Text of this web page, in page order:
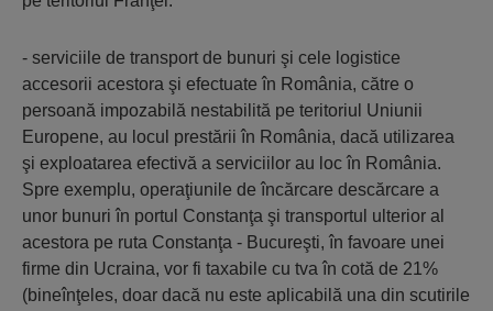
- serviciile de transport de bunuri şi cele logistice
accesorii acestora şi efectuate în România, către o
persoană impozabilă nestabilită pe teritoriul Uniunii
Europene, au locul prestării în România, dacă utilizarea
şi exploatarea efectivă a serviciilor au loc în România.
Spre exemplu, operaţiunile de încărcare descărcare a
unor bunuri în portul Constanţa şi transportul ulterior al
acestora pe ruta Constanţa - Bucureşti, în favoare unei
firme din Ucraina, vor fi taxabile cu tva în cotă de 21%
(bineînţeles, doar dacă nu este aplicabilă una din scutirile